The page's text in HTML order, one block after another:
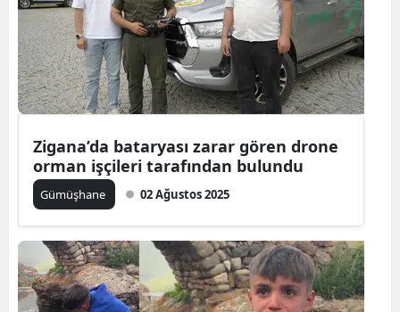
Zigana’da bataryası zarar gören drone
orman işçileri tarafından bulundu
Gümüşhane 02 Ağustos 2025